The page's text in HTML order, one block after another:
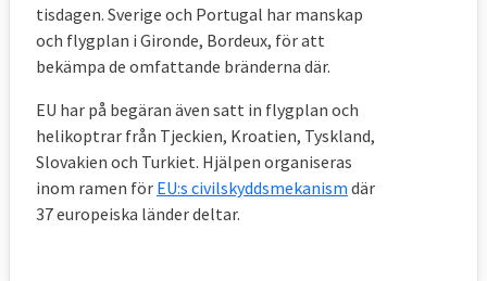
tisdagen. Sverige och Portugal har manskap
och flygplan i Gironde, Bordeux, för att
bekämpa de omfattande bränderna där.
EU har på begäran även satt in flygplan och
helikoptrar från Tjeckien, Kroatien, Tyskland,
Slovakien och Turkiet. Hjälpen organiseras
inom ramen för EU:s civilskyddsmekanism där
37 europeiska länder deltar.